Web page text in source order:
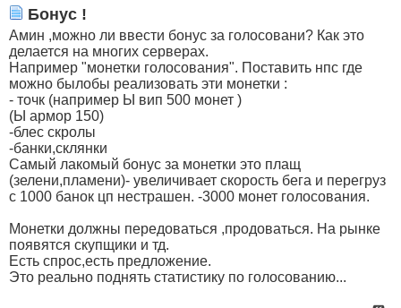
Бонус !
Амин ,можно ли ввести бонус за голосовани? Как это
делается на многих серверах.
Например "монетки голосования". Поставить нпс где
можно былобы реализовать эти монетки :
- точк (например Ы вип 500 монет )
(Ы армор 150)
-блес скролы
-банки,склянки
Самый лакомый бонус за монетки это плащ
(зелени,пламени)- увеличивает скорость бега и перегруз
с 1000 банок цп нестрашен. -3000 монет голосования.
Монетки должны передоваться ,продоваться. На рынке
появятся скупщики и тд.
Есть спрос,есть предложение.
Это реально поднять статистику по голосованию...